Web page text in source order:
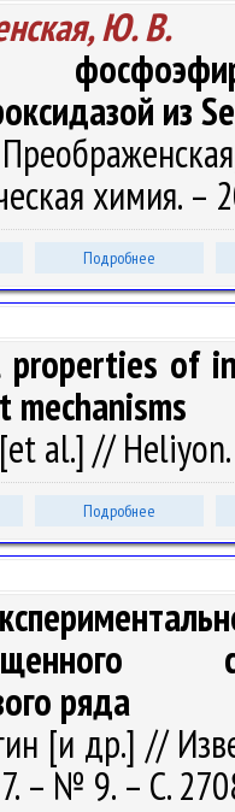
Ю. В.
из
химия.
Подробнее
properties of
al.] //
Подробнее
ряда
[и др.] //
– № 9. – С.